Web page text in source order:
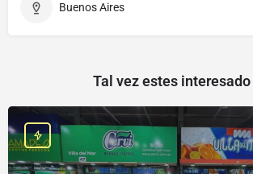
Buenos Aires
Tal vez estes interesado